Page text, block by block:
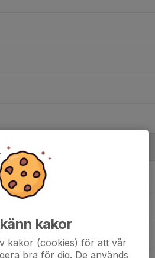
kakor
kakor (cookies) för att vår
bra för dig. De används